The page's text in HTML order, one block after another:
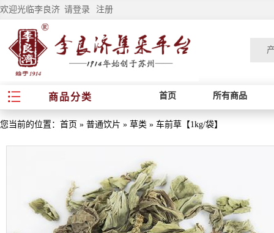
欢迎光临李良济 请登录 注册
商品分类 首页 所有商品
您当前的位置： 首页 » 普通饮片 » 草类 » 车前草【1kg/袋】